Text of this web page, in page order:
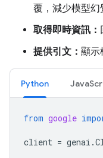
覆，減少模型幻
取得即時資訊：
提供引文： 顯示
Python
from google
client = genai .